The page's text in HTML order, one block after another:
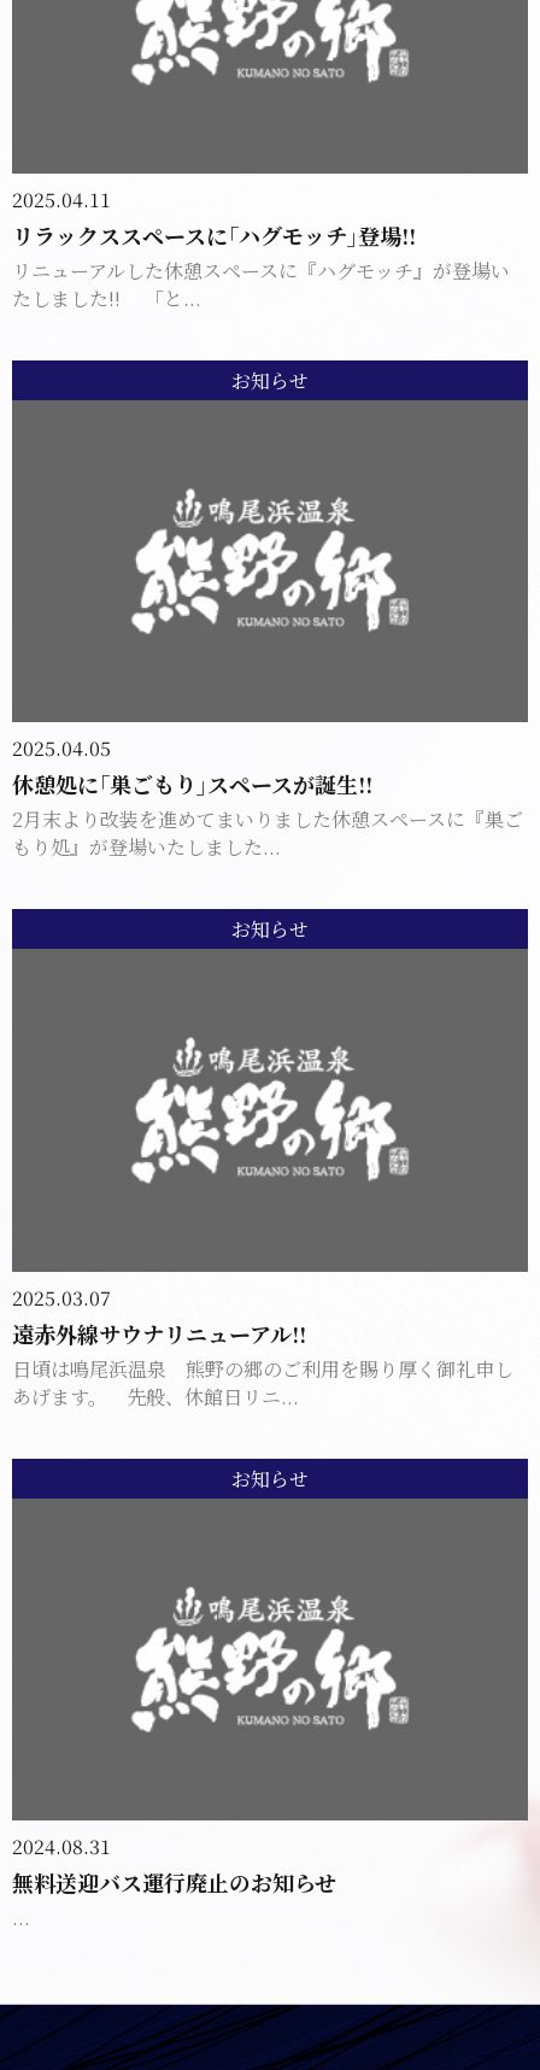
2025.04.11
リラックススペースに｢ハグモッチ｣登場!!
リニューアルした休憩スペースに『ハグモッチ』が登場い
たしました!! 「と...
お知らせ
2025.04.05
休憩処に｢巣ごもり｣スペースが誕生!!
2月末より改装を進めてまいりました休憩スペースに『巣ご
もり処』が登場いたしました...
お知らせ
2025.03.07
遠赤外線サウナリニューアル!!
日頃は鳴尾浜温泉 熊野の郷のご利用を賜り厚く御礼申し
あげます。 先般、休館日リニ...
お知らせ
2024.08.31
無料送迎バス運行廃止のお知らせ
...